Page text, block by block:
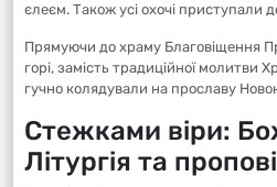
єлеєм. Також усі охочі приступали
Прямуючи до храму Благовіщення
горі, замість традиційної молитви
гучно колядували на прославу
Стежками віри:
Літургія та